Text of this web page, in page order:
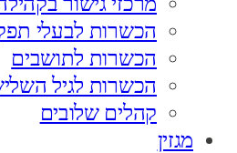
הכשרות לבעלי
הכשרות לתושבים
הכשרות לגיל
קהלים שלובים
מגזין